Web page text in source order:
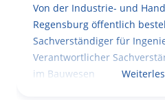
Von der Industrie- und
Regensburg öffentlich
Sachverständiger für
Verantwortlicher
im Bauwesen